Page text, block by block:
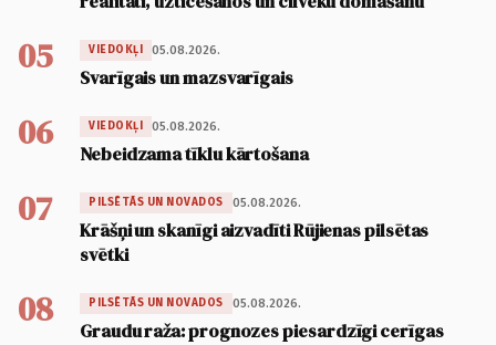
05 VIEDOKĻI 05.08.2026.
Svarīgais un mazsvarīgais
06 VIEDOKĻI 05.08.2026.
Nebeidzama tīklu kārtošana
07 PILSĒTĀS UN NOVADOS 05.08.2026.
Krāšņi un skanīgi aizvadīti Rūjienas pilsētas
svētki
08 PILSĒTĀS UN NOVADOS 05.08.2026.
Graudu raža: prognozes piesardzīgi cerīgas